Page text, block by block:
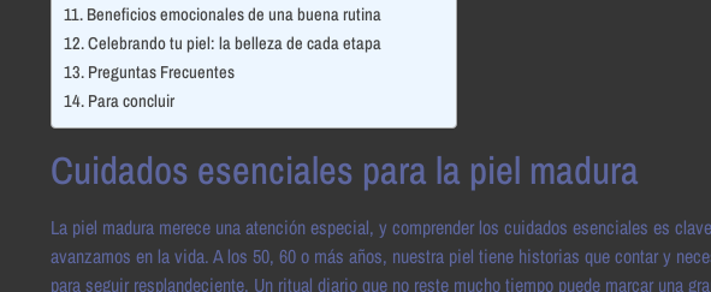
Beneficios emocionales de una buena rutina
Celebrando tu piel: la belleza de cada etapa
Preguntas Frecuentes
Para concluir
Cuidados esenciales para la piel madura
La piel madura merece una atención especial, y comprender los cuidados esenciales es
avanzamos en la vida. A los 50, 60 o más años, nuestra piel tiene historias que contar y
para seguir resplandeciente. Un ritual diario que no reste mucho tiempo puede marcar una